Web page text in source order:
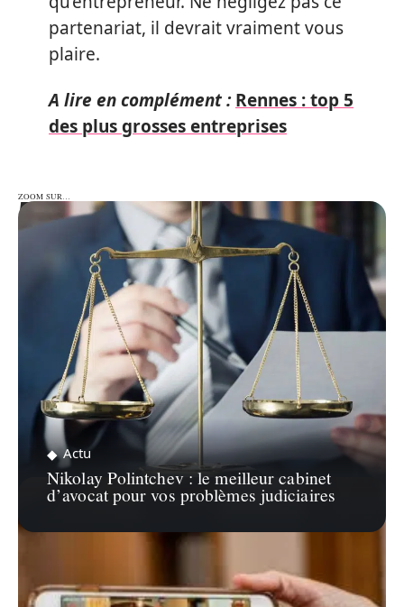
partenariat, il devrait vraiment vous
plaire.
A lire en complément : Rennes : top 5
des plus grosses entreprises
ZOOM SUR…
ZOOM SUR…
Actu
Nikolay Polintchev : le meilleur cabinet
d’avocat pour vos problèmes judiciaires